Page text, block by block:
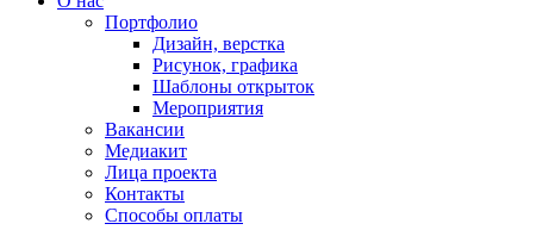
Портфолио
Дизайн, верстка
Рисунок, графика
Шаблоны открыток
Мероприятия
Вакансии
Медиакит
Лица проекта
Контакты
Способы оплаты